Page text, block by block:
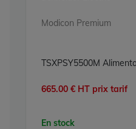
Modicon Premium
665.00 € HT prix tarif
En stock